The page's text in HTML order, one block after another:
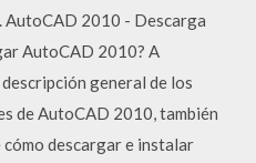
2010 - Descarga
AutoCAD 2010? A
general de los
de AutoCAD 2010, también
descargar e instalar